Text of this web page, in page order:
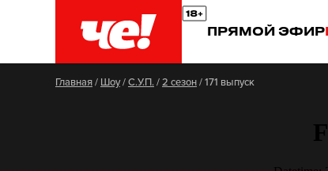
ПРЯМОЙ ЭФИР
Главная/ Шоу/С.У.П./2 сезон/171 выпуск